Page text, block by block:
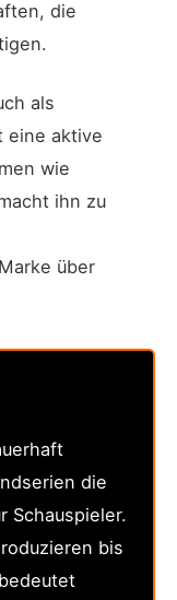
die
als
eine aktive
wie
ihn zu
über
die
Schauspieler.
bis